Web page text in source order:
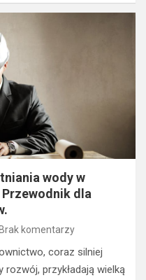
wody w
dla
Brak komentarzy
coraz silniej
przykładają wielką